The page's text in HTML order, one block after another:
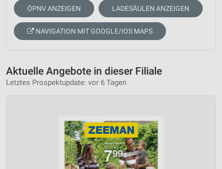
ÖPNV ANZEIGEN LADESÄULEN ANZEIGEN
NAVIGATION MIT GOOGLE/IOS MAPS
Aktuelle Angebote in dieser Filiale
Letztes Prospektupdate: vor 6 Tagen